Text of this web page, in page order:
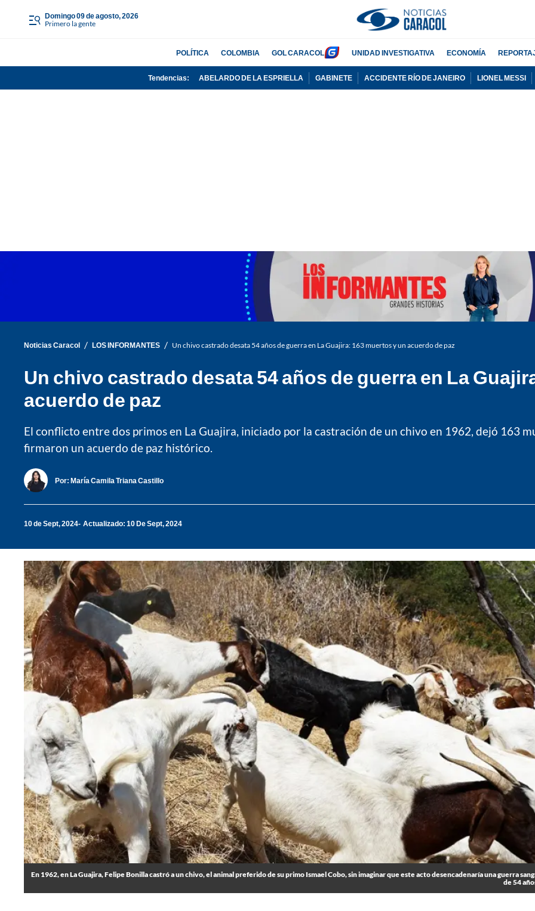
domingo 09 de agosto, 2026
Primero la gente
POLÍTICA COLOMBIA GOL CARACOL UNIDAD INVESTIGATIVA ECONOMÍA
Tendencias: ABELARDO DE LA ESPRIELLA GABINETE ACCIDENTE RÍO DE JANEIRO LIONEL MESSI
Noticias Caracol / LOS INFORMANTES / Un chivo castrado desata 54 años de guerra en La Guajira: 163 muertos y un acuerdo de paz
Un chivo castrado desata 54 años de guerra en La
acuerdo de paz
El conflicto entre dos primos en La Guajira, iniciado por la castración de un chivo en 1962, dejó 163
firmaron un acuerdo de paz histórico.
Por: María Camila Triana Castillo
10 de Sept, 2024 Actualizado: 10 De Sept, 2024
En 1962, en La Guajira, Felipe Bonilla castró a un chivo, el animal preferido de su primo Ismael Cobo, sin imaginar que este acto desencadenaría una guerra
de 54